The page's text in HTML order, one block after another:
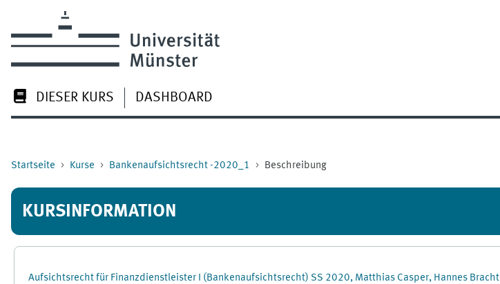
DIESER KURS DASHBOARD
Startseite Kurse Bankenaufsichtsrecht -2020_1 Beschreibung
KURSINFORMATION
Aufsichtsrecht für Finanzdienstleister I (Bankenaufsichtsrecht) SS 2020, Matthias Casper, Hannes Bracht